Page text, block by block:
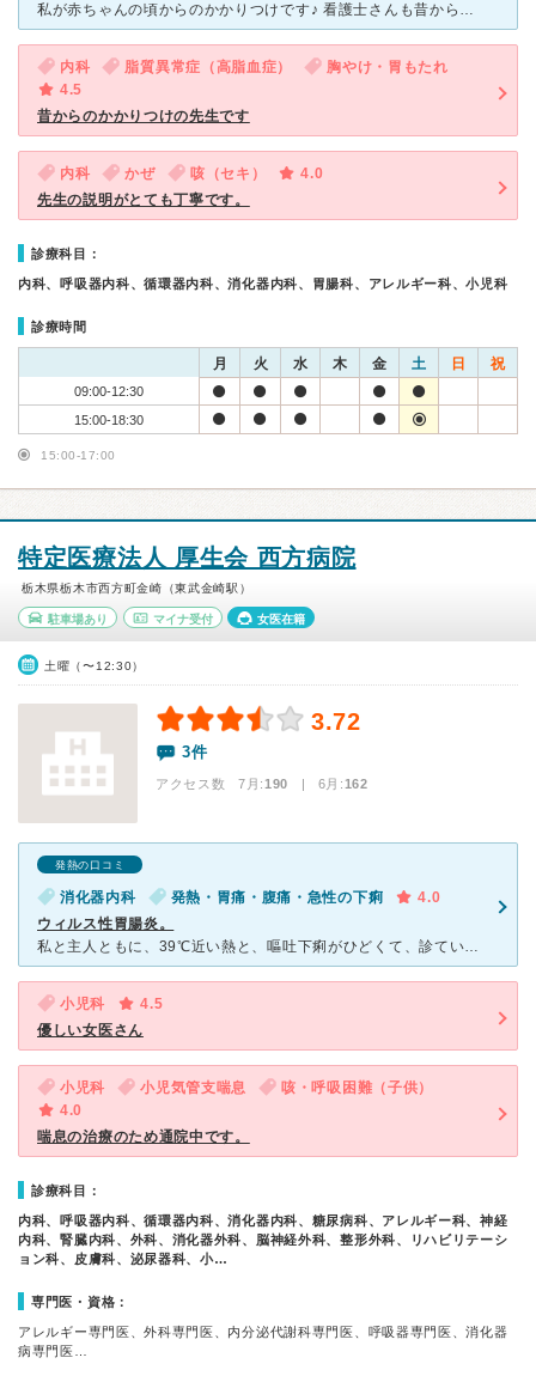
私が赤ちゃんの頃からのかかりつけです♪ 看護士さんも昔から変わりません！ 増山先生は地元平松のおじいちゃん おばあちゃんたちからも したわれていてすごく人気です！ 相変わらず優しい先生な
内科 脂質異常症（高脂血症）
胸やけ・胃もたれ
4.5
昔からのかかりつけの先生です
内科 かぜ 咳（セキ）
4.0
先生の説明がとても丁寧です。
診療科目：
内科、呼吸器内科、循環器内科、消化器内科、胃腸科、アレルギー科、小児科
診療時間
月 火 水 木 金 土 日 祝
09:00-12:30
15:00-18:30
15:00-17:00
特定医療法人 厚生会 西方病院
栃木県栃木市西方町金崎（東武金崎駅）
駐車場あり マイナ受付 女医在籍
土曜（〜12:30）
3.72
3件
アクセス数 7月:190 | 6月:162
発熱の口コミ
消化器内科 発熱・胃痛・腹痛・急性の下痢
4.0
ウィルス性胃腸炎。
私と主人ともに、39℃近い熱と、嘔吐下痢がひどくて、診ていただきました。 睡眠中も1時間に1回はトイレに行くぐらいひどかったので、とても辛くて診ていただきました。 先生に症状を話したとこ
小児科
4.5
優しい女医さん
小児科 小児気管支喘息
咳・呼吸困難（子供）
4.0
喘息の治療のため通院中です。
診療科目：
内科、呼吸器内科、循環器内科、消化器内科、糖尿病科、アレルギー科、神経
内科、腎臓内科、外科、消化器外科、脳神経外科、整形外科、リハビリテーシ
ョン科、皮膚科、泌尿器科、小…
専門医・資格：
アレルギー専門医、外科専門医、内分泌代謝科専門医、呼吸器専門医、消化器
病専門医…